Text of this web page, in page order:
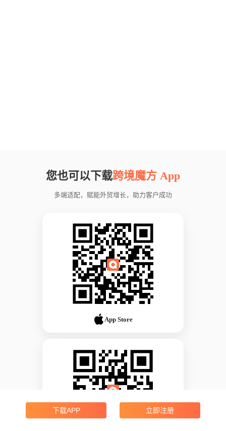
您也可以下载跨境魔方 App
多端适配，赋能外贸增长，助力客户成功
App Store
下载APP 立即注册